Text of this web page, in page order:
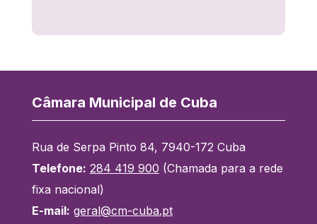
Câmara Municipal de Cuba
Rua de Serpa Pinto 84, 7940-172 Cuba
Telefone: 284 419 900 (Chamada para a rede
fixa nacional)
E-mail: geral@cm-cuba.pt